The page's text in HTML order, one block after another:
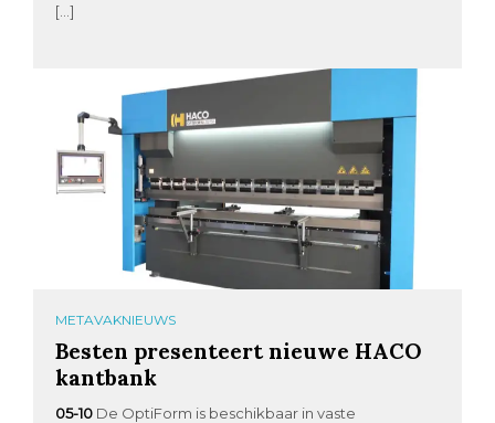
[…]
METAVAKNIEUWS
Besten presenteert nieuwe HACO
kantbank
05-10 De OptiForm is beschikbaar in vaste